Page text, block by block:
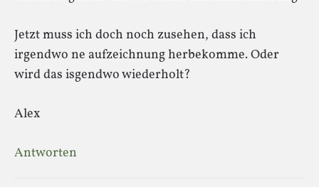
Jetzt muss ich doch noch zusehen, dass ich
irgendwo ne aufzeichnung herbekomme. Oder
wird das isgendwo wiederholt?
Alex
Antworten